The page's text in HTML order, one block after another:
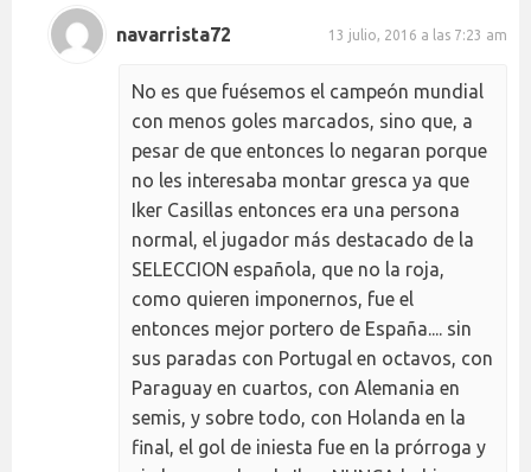
navarrista72 13 julio, 2016 a las 7:23 am
No es que fuésemos el campeón mundial
con menos goles marcados, sino que, a
pesar de que entonces lo negaran porque
no les interesaba montar gresca ya que
Iker Casillas entonces era una persona
normal, el jugador más destacado de la
SELECCION española, que no la roja,
como quieren imponernos, fue el
entonces mejor portero de España.... sin
sus paradas con Portugal en octavos, con
Paraguay en cuartos, con Alemania en
semis, y sobre todo, con Holanda en la
final, el gol de iniesta fue en la prórroga y